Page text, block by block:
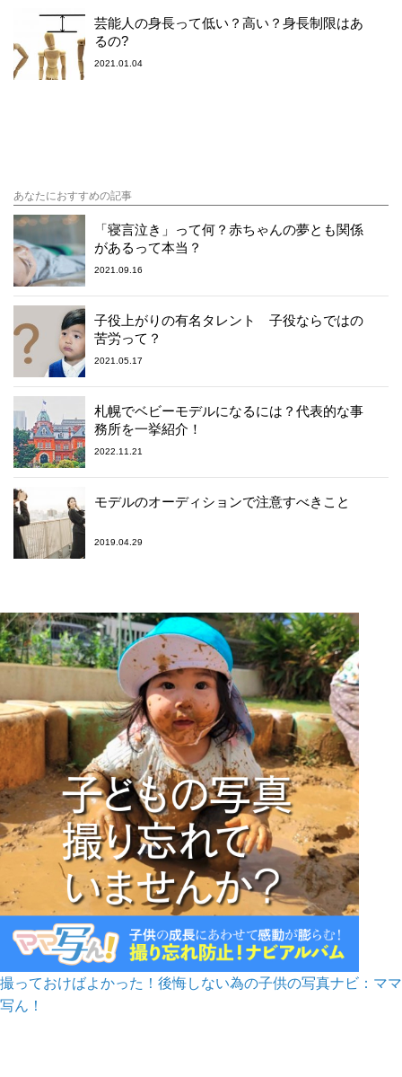
芸能人の身長って低い？高い？身長制限はあ
るの?
2021.01.04
あなたにおすすめの記事
「寝言泣き」って何？赤ちゃんの夢とも関係
があるって本当？
2021.09.16
子役上がりの有名タレント 子役ならではの
苦労って？
2021.05.17
札幌でベビーモデルになるには？代表的な事
務所を一挙紹介！
2022.11.21
モデルのオーディションで注意すべきこと
2019.04.29
撮っておけばよかった！後悔しない為の子供の写真ナビ：ママ
写ん！